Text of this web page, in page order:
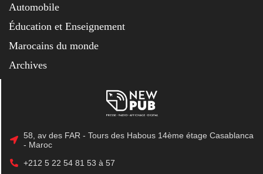
Automobile
Éducation et Enseignement
Marocains du monde
Archives
58, av des FAR - Tours des Habous 14ème étage Casablanca
- Maroc
+212 5 22 54 81 53 à 57